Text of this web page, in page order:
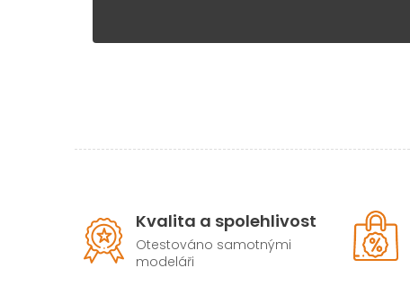
Kvalita a spolehlivost
Otestováno samotnými
modeláři